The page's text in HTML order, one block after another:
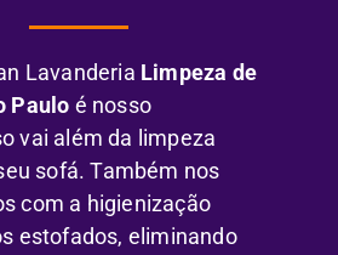
Lavanderia Limpeza de
Paulo é nosso
vai além da limpeza
sofá. Também nos
com a higienização
estofados, eliminando